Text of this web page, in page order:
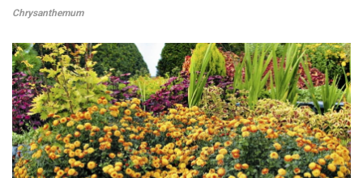
Chrysanthemum